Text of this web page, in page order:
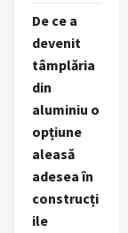
De ce a
devenit
tâmplăria
din
aluminiu o
opțiune
aleasă
adesea în
construcți
ile